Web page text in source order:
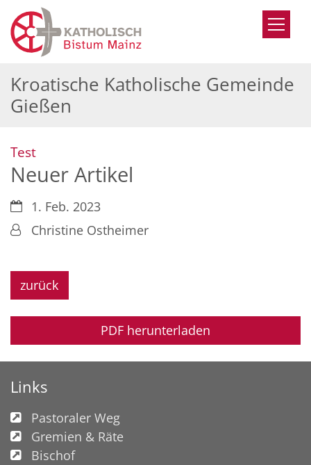
Zum Inhalt springen
Kroatische Katholische Gemeinde
Gießen
Test:
Neuer Artikel
Datum:1. Feb. 2023
Von:Christine Ostheimer
zurück
PDF herunterladen
Links
Pastoraler Weg
Gremien & Räte
Bischof